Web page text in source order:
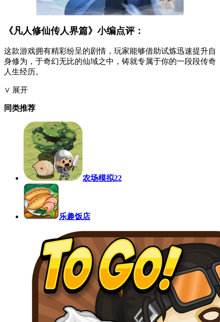
《凡人修仙传人界篇》小编点评：
这款游戏拥有精彩纷呈的剧情，玩家能够借助试炼迅速提升自
身修为，于奇幻无比的仙域之中，铸就专属于你的一段段传奇
人生经历。
∨ 展开
同类推荐
农场模拟22
乐趣饭店